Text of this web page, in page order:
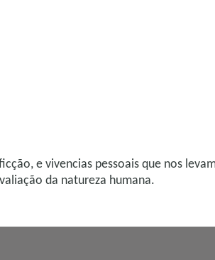
e vivencias pessoais que nos
da natureza humana.